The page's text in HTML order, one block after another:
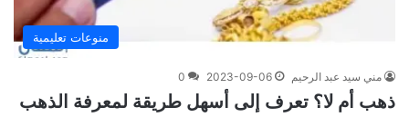
منوعات تعليمية
مني سيد عبد الرحيم 2023-09-06
0
ذهب أم لا؟ تعرف إلى أسهل طريقة لمعرفة الذهب